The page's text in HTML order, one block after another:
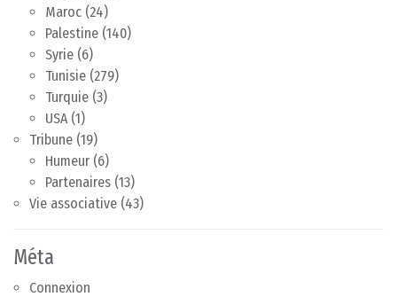
Maroc (24)
Palestine (140)
Syrie (6)
Tunisie (279)
Turquie (3)
USA (1)
Tribune (19)
Humeur (6)
Partenaires (13)
Vie associative (43)
Méta
Connexion